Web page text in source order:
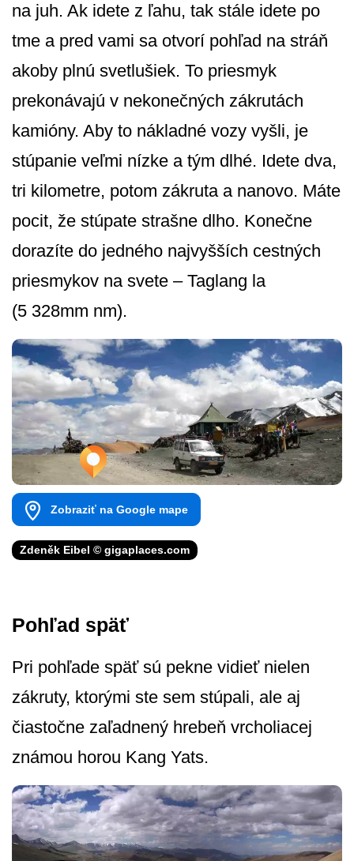
na juh. Ak idete z ľahu, tak stále idete po
tme a pred vami sa otvorí pohľad na stráň
akoby plnú svetlušiek. To priesmyk
prekonávajú v nekonečných zákrutách
kamióny. Aby to nákladné vozy vyšli, je
stúpanie veľmi nízke a tým dlhé. Idete dva,
tri kilometre, potom zákruta a nanovo. Máte
pocit, že stúpate strašne dlho. Konečne
dorazíte do jedného najvyšších cestných
priesmykov na svete – Taglang la
(5 328mm nm).
Zobraziť na Google mape
Zdeněk Eibel © gigaplaces.com
Pohľad späť
Pri pohľade späť sú pekne vidieť nielen
zákruty, ktorými ste sem stúpali, ale aj
čiastočne zaľadnený hrebeň vrcholiacej
známou horou Kang Yats.